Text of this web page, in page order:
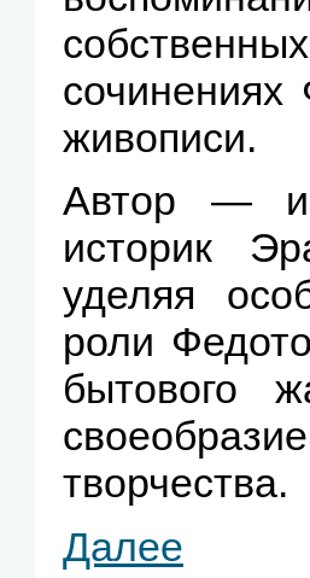
сочинениях
живописи.
Автор —
историк
уделяя
роли
бытового
творчества.
Далее